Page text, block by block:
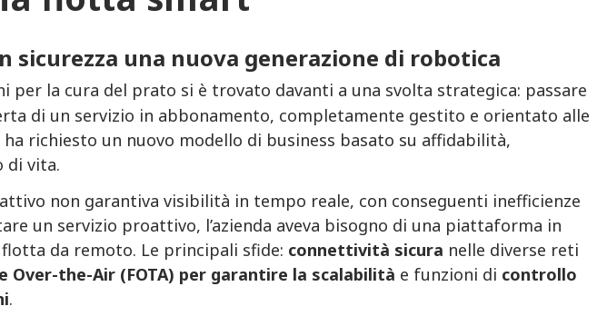
sicurezza una nuova generazione di robotica
la cura del prato si è trovato davanti a una svolta strategica: passare
di un servizio in abbonamento, completamente gestito e orientato alle
richiesto un nuovo modello di business basato su affidabilità,
di vita.
non garantiva visibilità in tempo reale, con conseguenti inefficienze
un servizio proattivo, l’azienda aveva bisogno di una piattaforma in
da remoto. Le principali sfide: connettività sicura nelle diverse reti
Over-the-Air (FOTA) per garantire la scalabilità e funzioni di controllo
.